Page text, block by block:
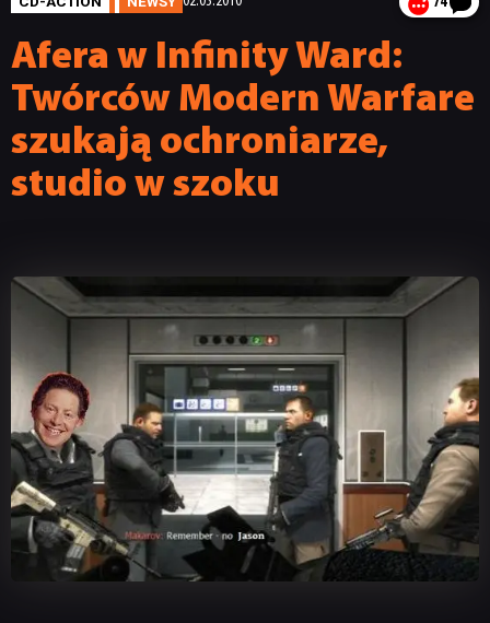
Afera w Infinity Ward:
Twórców Modern Warfare
szukają ochroniarze,
studio w szoku